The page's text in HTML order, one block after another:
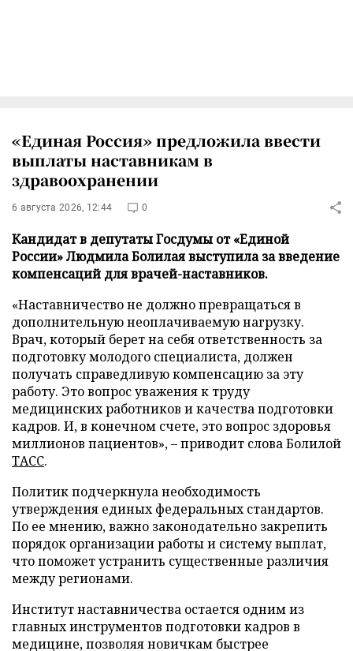
«Единая Россия» предложила ввести
выплаты наставникам в
здравоохранении
6 августа 2026, 12:44 0
Кандидат в депутаты Госдумы от «Единой
России» Людмила Болилая выступила за введение
компенсаций для врачей-наставников.
«Наставничество не должно превращаться в
дополнительную неоплачиваемую нагрузку.
Врач, который берет на себя ответственность за
подготовку молодого специалиста, должен
получать справедливую компенсацию за эту
работу. Это вопрос уважения к труду
медицинских работников и качества подготовки
кадров. И, в конечном счете, это вопрос здоровья
миллионов пациентов», – приводит слова Болилой
ТАСС.
Политик подчеркнула необходимость
утверждения единых федеральных стандартов.
По ее мнению, важно законодательно закрепить
порядок организации работы и систему выплат,
что поможет устранить существенные различия
между регионами.
Институт наставничества остается одним из
главных инструментов подготовки кадров в
медицине, позволяя новичкам быстрее